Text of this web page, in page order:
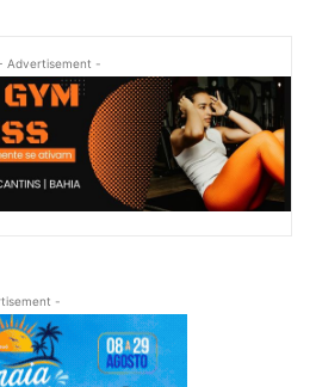
Advertisement -
-